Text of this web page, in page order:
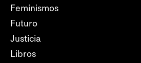
Feminismos
Futuro
Justicia
Libros